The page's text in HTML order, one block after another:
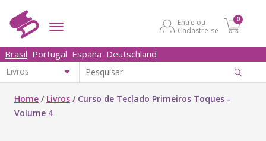
Entre ou
Cadastre-se
0
Brasil Portugal España Deutschland
Home / Livros / Curso de Teclado Primeiros Toques -
Volume 4